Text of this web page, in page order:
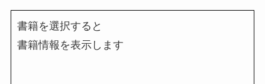
書籍を選択すると
書籍情報を表示します